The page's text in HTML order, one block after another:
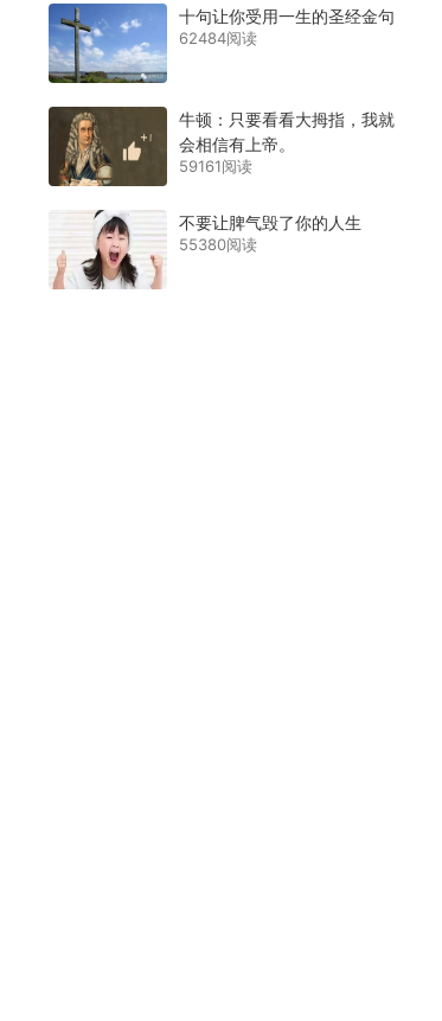
十句让你受用一生的圣经金句
62484阅读
牛顿：只要看看大拇指，我就
会相信有上帝。
59161阅读
不要让脾气毁了你的人生
55380阅读